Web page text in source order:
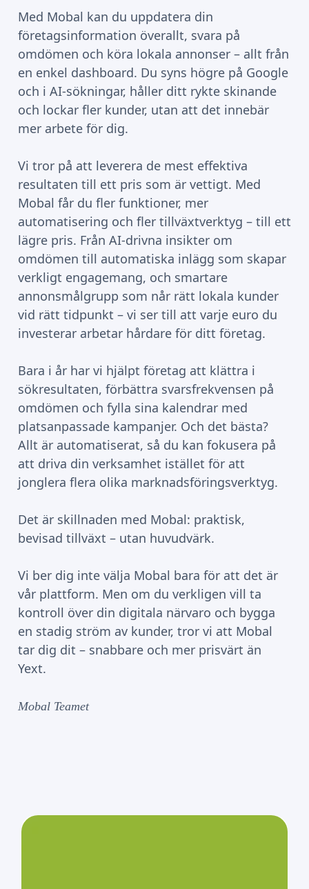
Med Mobal kan du uppdatera din
företagsinformation överallt, svara på
omdömen och köra lokala annonser – allt från
en enkel dashboard. Du syns högre på Google
och i AI-sökningar, håller ditt rykte skinande
och lockar fler kunder, utan att det innebär
mer arbete för dig.
Vi tror på att leverera de mest effektiva
resultaten till ett pris som är vettigt. Med
Mobal får du fler funktioner, mer
automatisering och fler tillväxtverktyg – till ett
lägre pris. Från AI-drivna insikter om
omdömen till automatiska inlägg som skapar
verkligt engagemang, och smartare
annonsmålgrupp som når rätt lokala kunder
vid rätt tidpunkt – vi ser till att varje euro du
investerar arbetar hårdare för ditt företag.
Bara i år har vi hjälpt företag att klättra i
sökresultaten, förbättra svarsfrekvensen på
omdömen och fylla sina kalendrar med
platsanpassade kampanjer. Och det bästa?
Allt är automatiserat, så du kan fokusera på
att driva din verksamhet istället för att
jonglera flera olika marknadsföringsverktyg.
Det är skillnaden med Mobal: praktisk,
bevisad tillväxt – utan huvudvärk.
Vi ber dig inte välja Mobal bara för att det är
vår plattform. Men om du verkligen vill ta
kontroll över din digitala närvaro och bygga
en stadig ström av kunder, tror vi att Mobal
tar dig dit – snabbare och mer prisvärt än
Yext.
Mobal Teamet